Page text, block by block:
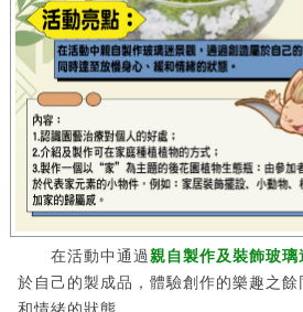
在活動中通過親自製作及裝飾玻璃
於自己的製成品，體驗創作的樂趣之